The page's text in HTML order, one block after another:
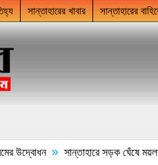
সান্তাহারের খাবার সান্তাহারের
উদ্বোধন » সান্তাহারে সড়ক ঘেঁষে ময়লা